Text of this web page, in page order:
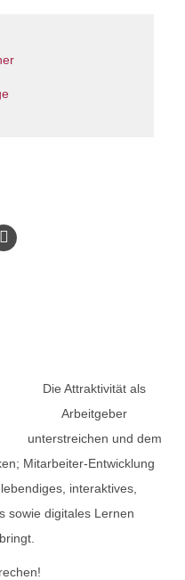
Die Attraktivität als
Arbeitgeber
unterstreichen und dem
Mitarbeiter-Entwicklung
interaktives,
sowie digitales Lernen